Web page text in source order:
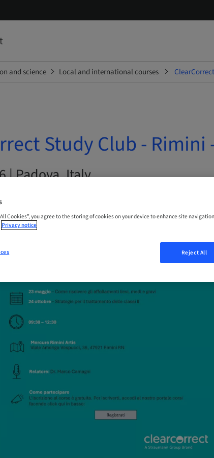
and science Local and international courses
Study Club - Rimini
| Padova, Italy
Cookies”, you agree to the storing of cookies on your device to enhance site
Privacy notice
Reject All